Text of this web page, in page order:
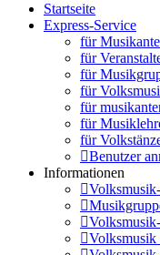
Startseite
Express-Service
für
für
für
für
für
für
für
Benutzer
Informationen
Volksmusik